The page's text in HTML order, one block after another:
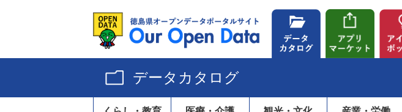
データカタログ